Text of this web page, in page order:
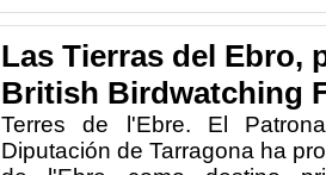
Las Tierras del Ebro,
British Birdwatching
Terres de l'Ebre. El
Diputación de Tarragona ha